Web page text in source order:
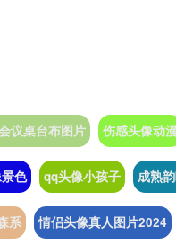
议桌台布图片 伤感头像动漫
色 qq头像小孩子 成熟
系 情侣头像真人图片2024